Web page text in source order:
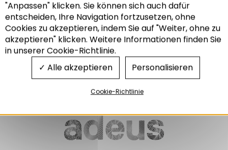
Recherche
05/2016
Energie Wohnwesen
"Anpassen" klicken. Sie können sich auch dafür
entscheiden, Ihre Navigation fortzusetzen, ohne
Cookies zu akzeptieren, indem Sie auf "Weiter, ohne zu
akzeptieren" klicken. Weitere Informationen finden Sie
in unserer Cookie-Richtlinie.
Alle akzeptieren
Personalisieren
Cookie-Richtlinie